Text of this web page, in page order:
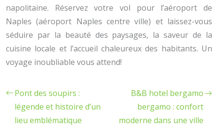
napolitaine. Réservez votre vol pour l’aéroport de
Naples (aéroport Naples centre ville) et laissez-vous
séduire par la beauté des paysages, la saveur de la
cuisine locale et l’accueil chaleureux des habitants. Un
voyage inoubliable vous attend!
Pont des soupirs :
légende et histoire d’un
lieu emblématique
B&B hotel bergamo
bergamo : confort
moderne dans une ville